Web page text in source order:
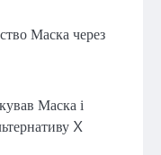
Маска через
Маска і
X